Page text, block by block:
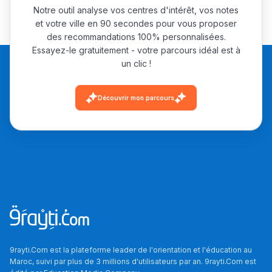
المبدع فمجال الديكور و
النحت اللي كيحلم يحيي
أكادير أوفلا
سقطت فالباك و سنة
2011 بدّلاتني بزّاف، مسار
إلياس أريدال، إطار
فمنظّمة دولية
مهنة التّرجمة، العمل
فالرّياضة و الدّراسة
Notre outil analyse vos centres d'intérêt, vos notes
et votre ville en 90 secondes pour vous proposer
des recommandations 100% personnalisées.
Essayez-le gratuitement - votre parcours idéal est à
un clic !
Découvrir mon parcours
9rayti.Com est la plateforme leader de l'orientation et l'éducation au
Maroc, suivi par plus de 3 millions d'utilisateurs par an. 9rayti.Com est